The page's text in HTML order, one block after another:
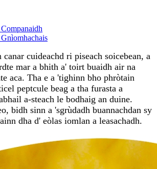
canar cuideachd ri piseach soicebean, a
mar a bhith a' toirt buaidh air na
aca. Tha e a 'tighinn bho phròtain
peptcule beag a tha furasta a
a-steach le bodhaig an duine.
bidh sinn a 'sgrùdadh buannachdan sy
dha d' eòlas iomlan a leasachadh.